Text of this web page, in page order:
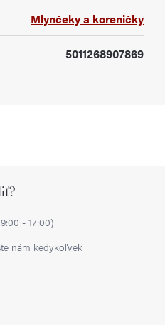
Mlynčeky a koreničky
5011268907869
- 17:00)
nám kedykoľvek